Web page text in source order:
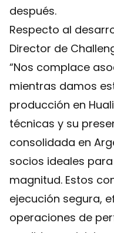
después.
Respecto al
Director de
“Nos complace
mientras damos
producción en
técnicas y su
consolidada en
socios ideales
magnitud. Estos
ejecución segura,
operaciones de